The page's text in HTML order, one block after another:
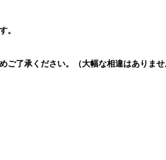
。
了承ください。（大幅な相違はありませ